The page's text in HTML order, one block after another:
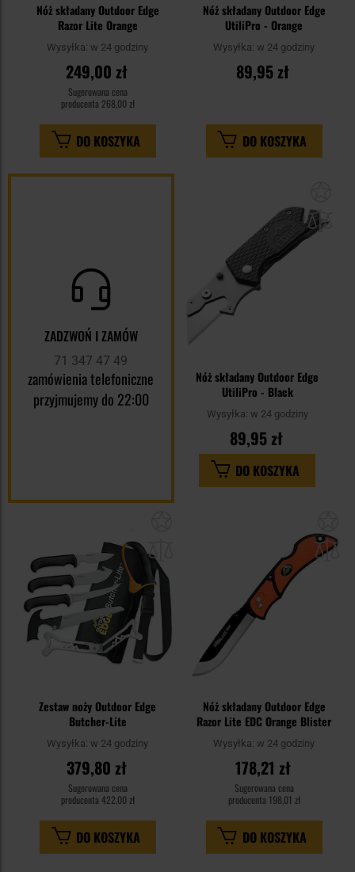
Nóż składany Outdoor Edge
Razor Lite Orange
Wysyłka: w 24 godziny
249,00 zł
Sugerowana cena
producenta 268,00 zł
DO KOSZYKA
Nóż składany Outdoor Edge
UtiliPro - Orange
Wysyłka: w 24 godziny
89,95 zł
DO KOSZYKA
ZADZWOŃ I ZAMÓW
71 347 47 49
zamówienia telefoniczne
przyjmujemy do 22:00
Nóż składany Outdoor Edge
UtiliPro - Black
Wysyłka: w 24 godziny
89,95 zł
DO KOSZYKA
Zestaw noży Outdoor Edge
Butcher-Lite
Wysyłka: w 24 godziny
379,80 zł
Sugerowana cena
producenta 422,00 zł
DO KOSZYKA
do
Nóż składany Outdoor Edge
Razor Lite EDC Orange Blister
Wysyłka: w 24 godziny
178,21 zł
Sugerowana cena
producenta 198,01 zł
DO KOSZYKA